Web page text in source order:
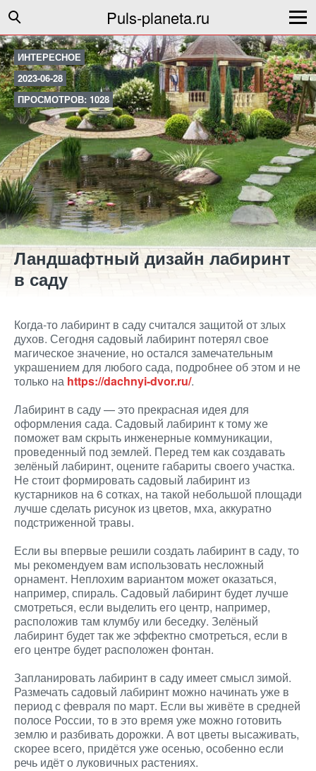
Puls-planeta.ru
ИНТЕРЕСНОЕ
2023-06-28
ПРОСМОТРОВ: 1028
Ландшафтный дизайн лабиринт
в саду
Когда-то лабиринт в саду считался защитой от злых
духов. Сегодня садовый лабиринт потерял свое
магическое значение, но остался замечательным
украшением для любого сада, подробнее об этом и не
только на https://dachnyi-dvor.ru/.
Лабиринт в саду — это прекрасная идея для
оформления сада. Садовый лабиринт к тому же
поможет вам скрыть инженерные коммуникации,
проведенный под землей. Перед тем как создавать
зелёный лабиринт, оцените габариты своего участка.
Не стоит формировать садовый лабиринт из
кустарников на 6 сотках, на такой небольшой площади
лучше сделать рисунок из цветов, мха, аккуратно
подстриженной травы.
Если вы впервые решили создать лабиринт в саду, то
мы рекомендуем вам использовать несложный
орнамент. Неплохим вариантом может оказаться,
например, спираль. Садовый лабиринт будет лучше
смотреться, если выделить его центр, например,
расположив там клумбу или беседку. Зелёный
лабиринт будет так же эффектно смотреться, если в
его центре будет расположен фонтан.
Запланировать лабиринт в саду имеет смысл зимой.
Размечать садовый лабиринт можно начинать уже в
период с февраля по март. Если вы живёте в средней
полосе России, то в это время уже можно готовить
землю и разбивать дорожки. А вот цветы высаживать,
скорее всего, придётся уже осенью, особенно если
речь идёт о луковичных растениях.